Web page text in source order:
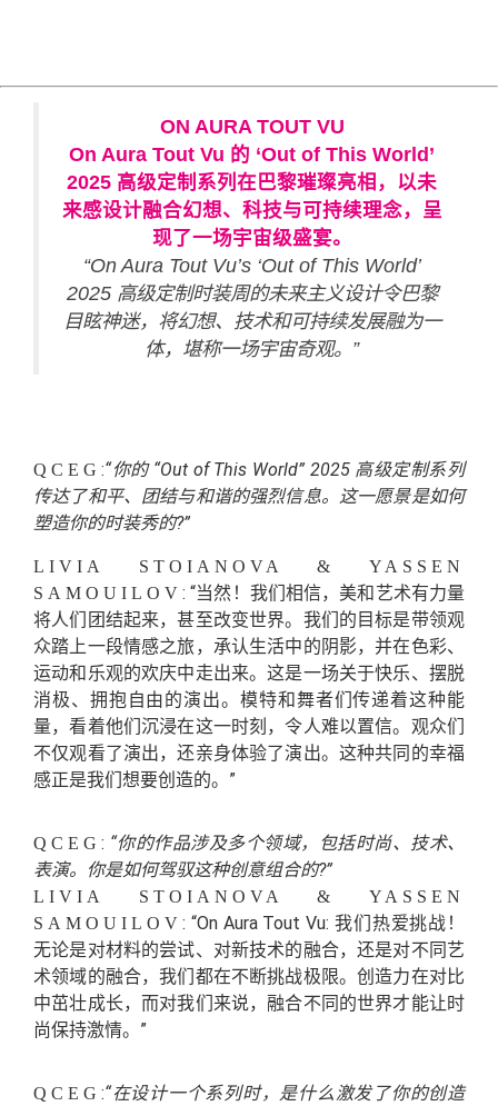
ON AURA TOUT VU
On Aura Tout Vu 的 ‘Out of This World’
2025 高级定制系列在巴黎璀璨亮相，以未
来感设计融合幻想、科技与可持续理念，呈
现了一场宇宙级盛宴。
“On Aura Tout Vu’s ‘Out of This World’
2025 高级定制时装周的未来主义设计令巴黎
目眩神迷，将幻想、技术和可持续发展融为一
体，堪称一场宇宙奇观。”
QCEG :“你的 “Out of This World” 2025 高级定制系列
传达了和平、团结与和谐的强烈信息。这一愿景是如何
塑造你的时装秀的?”
LIVIA STOIANOVA & YASSEN
SAMOUILOV : “当然！我们相信，美和艺术有力量
将人们团结起来，甚至改变世界。我们的目标是带领观
众踏上一段情感之旅，承认生活中的阴影，并在色彩、
运动和乐观的欢庆中走出来。这是一场关于快乐、摆脱
消极、拥抱自由的演出。模特和舞者们传递着这种能
量，看着他们沉浸在这一时刻，令人难以置信。观众们
不仅观看了演出，还亲身体验了演出。这种共同的幸福
感正是我们想要创造的。”
QCEG : “你的作品涉及多个领域，包括时尚、技术、
表演。你是如何驾驭这种创意组合的?”
LIVIA STOIANOVA & YASSEN
SAMOUILOV : “On Aura Tout Vu: 我们热爱挑战！
无论是对材料的尝试、对新技术的融合，还是对不同艺
术领域的融合，我们都在不断挑战极限。创造力在对比
中茁壮成长，而对我们来说，融合不同的世界才能让时
尚保持激情。”
QCEG :“在设计一个系列时，是什么激发了你的创造